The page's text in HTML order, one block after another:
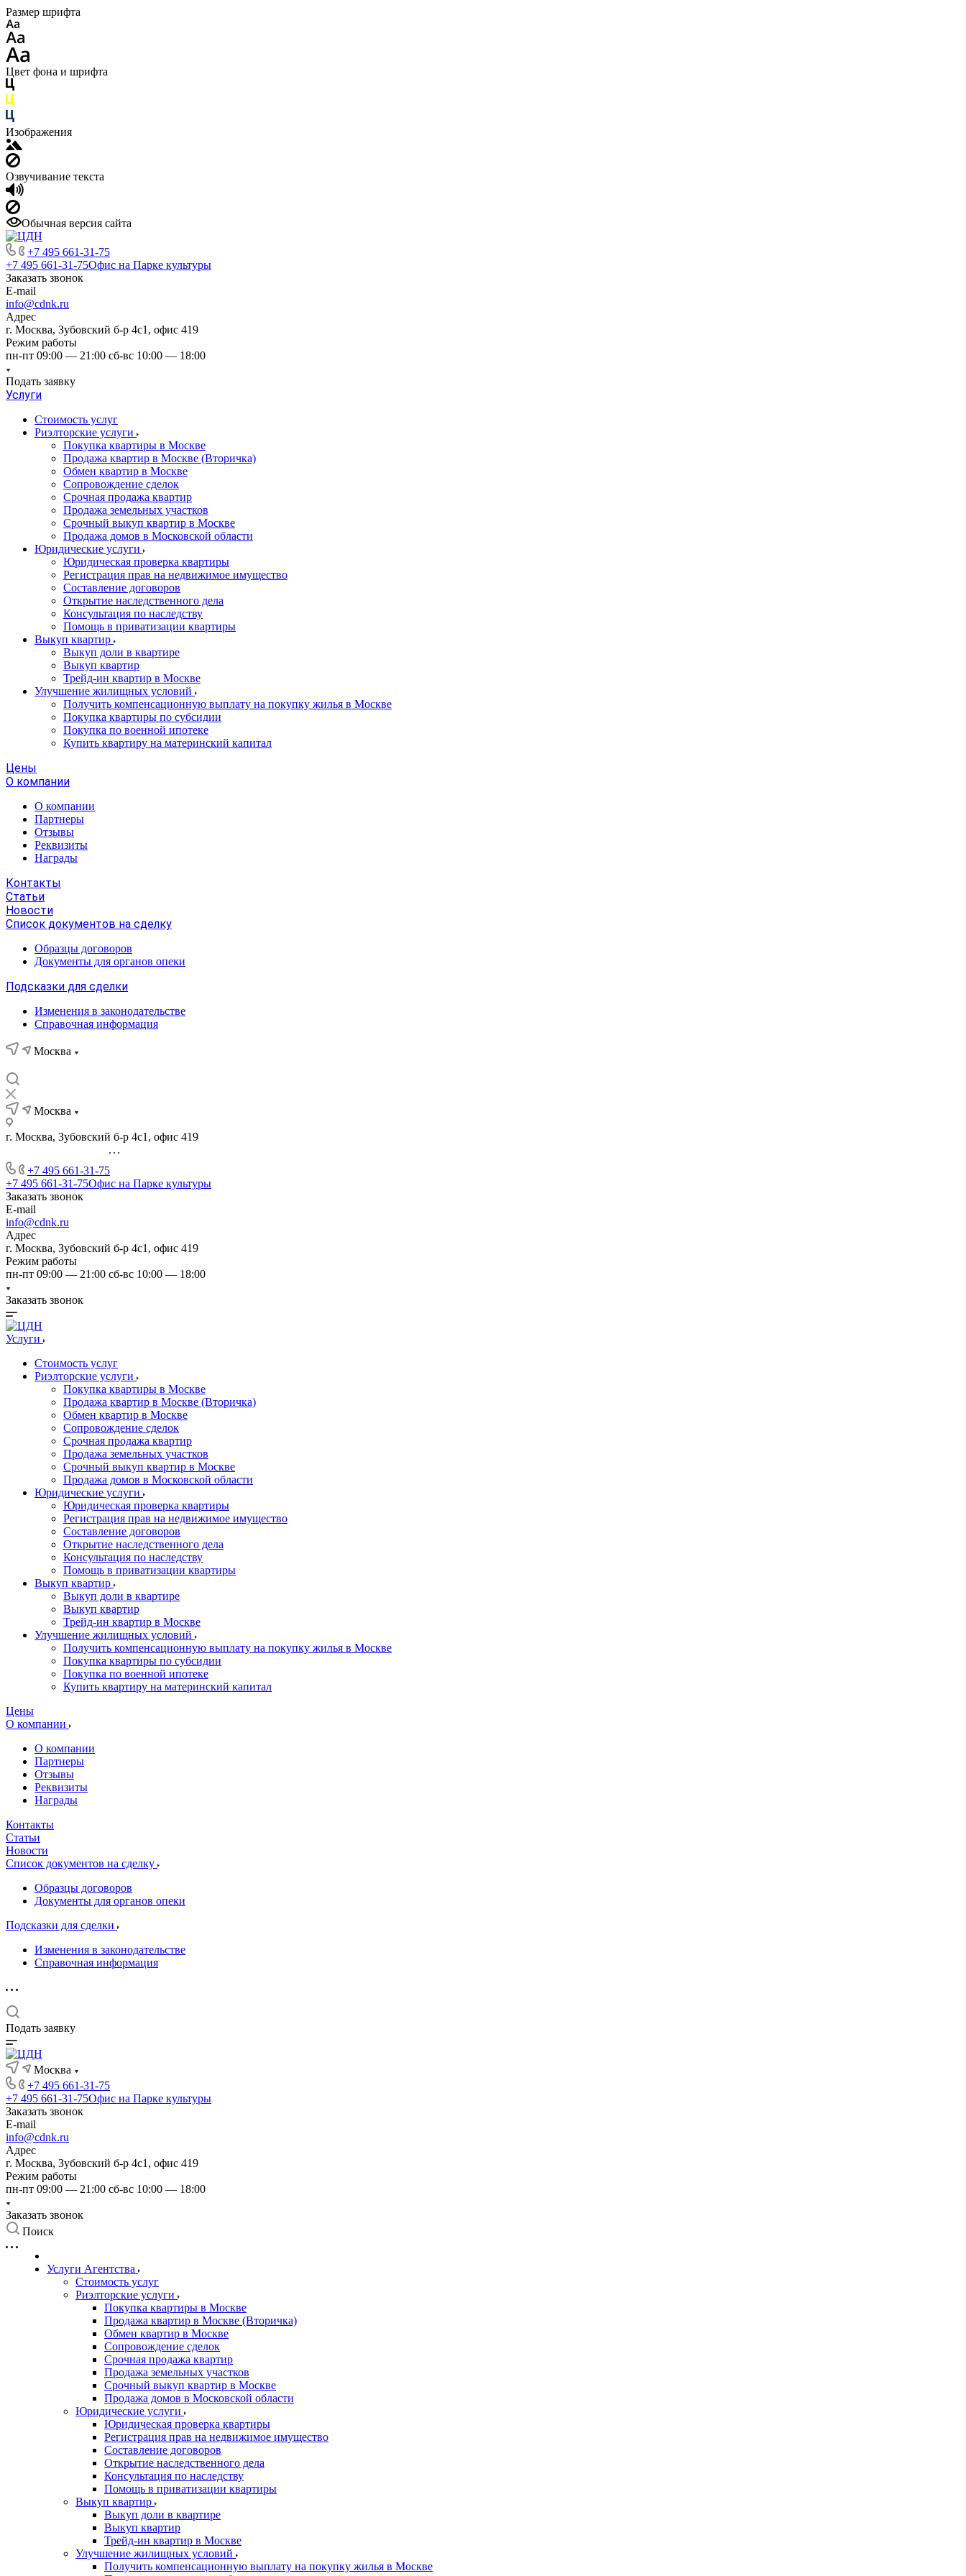
Размер шрифта
Цвет фона и шрифта
Изображения
Озвучивание текста
Обычная версия сайта
+7 495 661-31-75
+7 495 661-31-75Офис на Парке культуры
Заказать звонок
E-mail
info@cdnk.ru
Адрес
г. Москва, Зубовский б-р 4с1, офис 419
Режим работы
пн-пт 09:00 — 21:00 сб-вс 10:00 — 18:00
Подать заявку
Услуги
Стоимость услуг
Риэлторские услуги
Покупка квартиры в Москве
Продажа квартир в Москве (Вторичка)
Обмен квартир в Москве
Сопровождение сделок
Срочная продажа квартир
Продажа земельных участков
Срочный выкуп квартир в Москве
Продажа домов в Московской области
Юридические услуги
Юридическая проверка квартиры
Регистрация прав на недвижимое имущество
Составление договоров
Открытие наследственного дела
Консультация по наследству
Помощь в приватизации квартиры
Выкуп квартир
Выкуп доли в квартире
Выкуп квартир
Трейд-ин квартир в Москве
Улучшение жилищных условий
Получить компенсационную выплату на покупку жилья в Москве
Покупка квартиры по субсидии
Покупка по военной ипотеке
Купить квартиру на материнский капитал
Цены
О компании
О компании
Партнеры
Отзывы
Реквизиты
Награды
Контакты
Статьи
Новости
Список документов на сделку
Образцы договоров
Документы для органов опеки
Подсказки для сделки
Изменения в законодательстве
Справочная информация
Москва
Москва
г. Москва, Зубовский б-р 4с1, офис 419
...
+7 495 661-31-75
+7 495 661-31-75Офис на Парке культуры
Заказать звонок
E-mail
info@cdnk.ru
Адрес
г. Москва, Зубовский б-р 4с1, офис 419
Режим работы
пн-пт 09:00 — 21:00 сб-вс 10:00 — 18:00
Заказать звонок
Услуги
Стоимость услуг
Риэлторские услуги
Покупка квартиры в Москве
Продажа квартир в Москве (Вторичка)
Обмен квартир в Москве
Сопровождение сделок
Срочная продажа квартир
Продажа земельных участков
Срочный выкуп квартир в Москве
Продажа домов в Московской области
Юридические услуги
Юридическая проверка квартиры
Регистрация прав на недвижимое имущество
Составление договоров
Открытие наследственного дела
Консультация по наследству
Помощь в приватизации квартиры
Выкуп квартир
Выкуп доли в квартире
Выкуп квартир
Трейд-ин квартир в Москве
Улучшение жилищных условий
Получить компенсационную выплату на покупку жилья в Москве
Покупка квартиры по субсидии
Покупка по военной ипотеке
Купить квартиру на материнский капитал
Цены
О компании
О компании
Партнеры
Отзывы
Реквизиты
Награды
Контакты
Статьи
Новости
Список документов на сделку
Образцы договоров
Документы для органов опеки
Подсказки для сделки
Изменения в законодательстве
Справочная информация
Подать заявку
Москва
+7 495 661-31-75
+7 495 661-31-75Офис на Парке культуры
Заказать звонок
E-mail
info@cdnk.ru
Адрес
г. Москва, Зубовский б-р 4с1, офис 419
Режим работы
пн-пт 09:00 — 21:00 сб-вс 10:00 — 18:00
Заказать звонок
Поиск
Услуги Агентства
Стоимость услуг
Риэлторские услуги
Покупка квартиры в Москве
Продажа квартир в Москве (Вторичка)
Обмен квартир в Москве
Сопровождение сделок
Срочная продажа квартир
Продажа земельных участков
Срочный выкуп квартир в Москве
Продажа домов в Московской области
Юридические услуги
Юридическая проверка квартиры
Регистрация прав на недвижимое имущество
Составление договоров
Открытие наследственного дела
Консультация по наследству
Помощь в приватизации квартиры
Выкуп квартир
Выкуп доли в квартире
Выкуп квартир
Трейд-ин квартир в Москве
Улучшение жилищных условий
Получить компенсационную выплату на покупку жилья в Москве